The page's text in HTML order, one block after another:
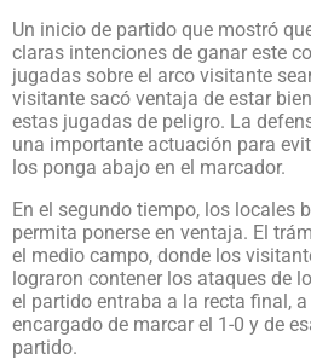
Un inicio de partido que mostró
claras intenciones de ganar este
jugadas sobre el arco visitante
visitante sacó ventaja de estar
estas jugadas de peligro. La
una importante actuación para
los ponga abajo en el marcador.
En el segundo tiempo, los locales
permita ponerse en ventaja. El
el medio campo, donde los
lograron contener los ataques de
el partido entraba a la recta final,
encargado de marcar el 1-0 y de
partido.